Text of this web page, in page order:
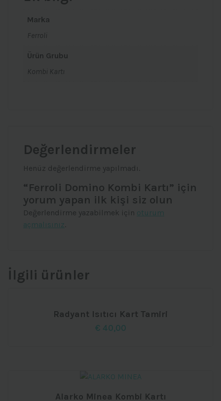
Marka
Ferroli
Ürün Grubu
Kombi Kartı
Değerlendirmeler
Henüz değerlendirme yapılmadı.
“Ferroli Domino Kombi Kartı” için
yorum yapan ilk kişi siz olun
Değerlendirme yazabilmek için oturum
açmalısınız
İlgili ürünler
Radyant Isıtıcı Kart Tamiri
€ 40,00
Alarko Minea Kombi Kartı